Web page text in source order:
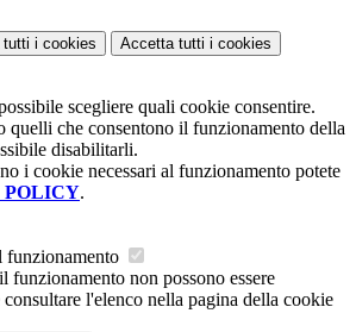
tutti i cookies Accetta tutti i cookies
scegliere quali cookie consentire.
quelli che consentono il funzionamento della
disabilitarli.
i cookie necessari al funzionamento potete
POLICY.
funzionamento
funzionamento non possono essere
l'elenco nella pagina della cookie